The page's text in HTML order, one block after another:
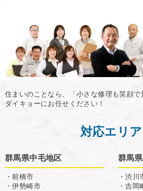
住まいのことなら、「小さな修理も笑顔
ダイキョーにお任せください！
対応エリア
群馬県中毛地区
・前橋市
・伊勢崎市
群馬
・渋川
・吉岡